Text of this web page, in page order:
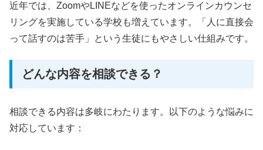
近年では、ZoomやLINEなどを使ったオンラインカウンセ
リングを実施している学校も増えています。「人に直接会
って話すのは苦手」という生徒にもやさしい仕組みです。
どんな内容を相談できる？
相談できる内容は多岐にわたります。以下のような悩みに
対応しています：